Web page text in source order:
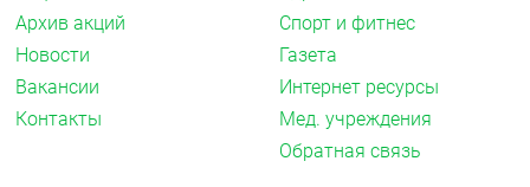
Фармакодинамика:
Сафистон Флю — комбинированный препарат,
который содержит парацетамол, фенирамин и
аскорбиновую кислоту.
— ненаркотический анальгетик,
Архив акций
Новости
Вакансии
Контакты
Спорт и фитнес
Газета
Интернет ресурсы
Мед. учреждения
Обратная связь